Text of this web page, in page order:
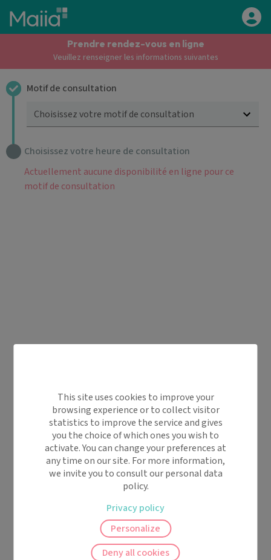
Aller au contenu principal
Prendre rendez-vous en ligne
Veuillez renseigner les informations suivantes
Motif de consultation
Choisissez votre motif de consultation
Choisissez votre heure de consultation
Actuellement aucune disponibilité en ligne pour ce
motif de consultation
This site uses cookies to improve your
browsing experience or to collect visitor
statistics to improve the service and gives
you the choice of which ones you wish to
activate. You can change your preferences at
any time on our site. For more information,
we invite you to consult our personal data
policy.
Deny all cookies
Personalize
Privacy policy